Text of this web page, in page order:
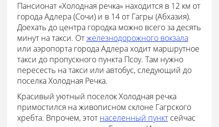
Пансионат «Холодная речка» находится в 12 км от
города Адлера (Сочи) и в 14 от Гагры (Абхазия).
Доехать до центра городка можно всего за десять
минут на такси. Отжелезнодорожного вокзала
или аэропорта города Адлера ходит маршрутное
такси до пропускного пункта Псоу. Там нужно
пересесть на такси или автобус, следующий до
поселка Холодная Речка.
Красивый уютный поселок Холодная речка
примостился на живописном склоне Гагрского
хребта. Впрочем, этот населенный пункт сейчас